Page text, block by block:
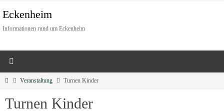
Eckenheim
Informationen rund um Eckenheim
Veranstaltung Turnen Kinder
Turnen Kinder